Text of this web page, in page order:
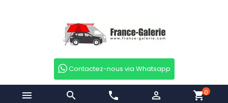
Contactez-nous via Whatsapp
  phone  shopping_cart0